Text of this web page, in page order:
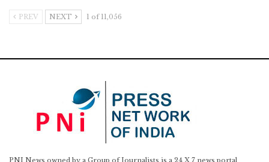
PREV NEXT 1 of 11,056
PNI News owned by a Group of Journalists is a 24 X 7 news portal